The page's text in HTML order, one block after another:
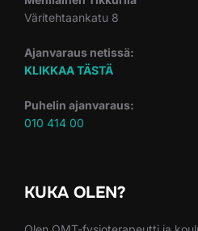
Väritehtaankatu 8
Ajanvaraus netissä:
KLIKKAA TÄSTÄ
Puhelin ajanvaraus:
010 414 00
KUKA OLEN?